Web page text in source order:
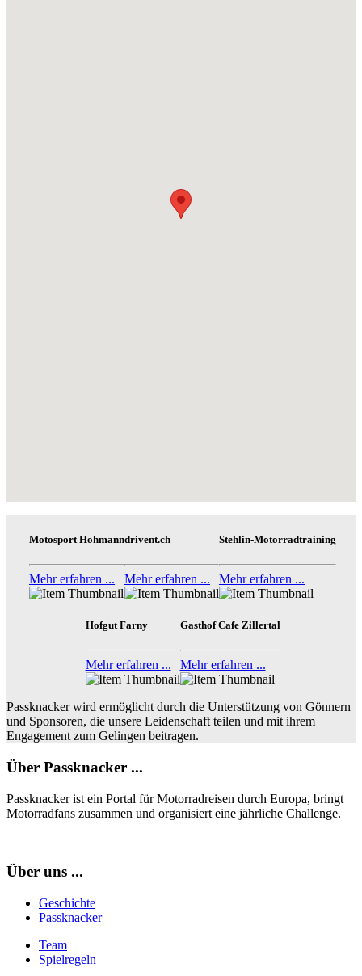
Motosport Hohmann
Mehr erfahren ...
drivent.ch
Mehr erfahren ...
Stehlin-Motorradtraining
Mehr erfahren ...
Hofgut Farny
Mehr erfahren ...
Gasthof Cafe Zillertal
Mehr erfahren ...
Passknacker wird ermöglicht durch die Unterstützung von Gönnern
und Sponsoren, die unsere Leidenschaft teilen und mit ihrem
Engagement zum Gelingen beitragen.
Über Passknacker ...
Passknacker ist ein Portal für Motorradreisen durch Europa, bringt
Motorradfans zusammen und organisiert eine jährliche Challenge.
Über uns ...
Geschichte
Passknacker
Team
Spielregeln